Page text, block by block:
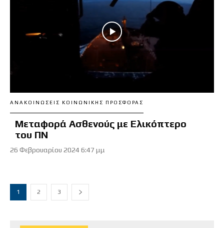
ΑΝΑΚΟΙΝΏΣΕΙΣ ΚΟΙΝΩΝΙΚΉΣ ΠΡΟΣΦΟΡΆΣ
Μεταφορά Ασθενούς με Ελικόπτερο
του ΠΝ
26 Φεβρουαρίου 2024 6:47 μμ
1 2 3